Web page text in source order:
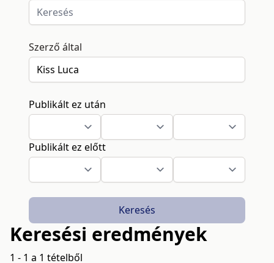
Szerző által
Publikált ez után
Publikált ez előtt
Keresés
Keresési eredmények
1 - 1 a 1 tételből